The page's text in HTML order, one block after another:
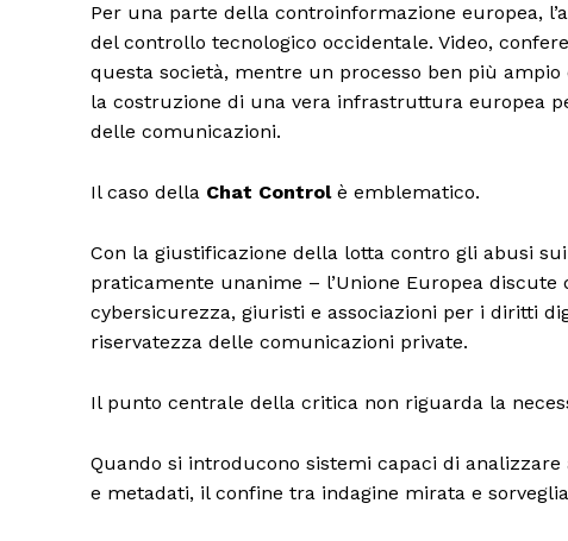
Per una parte della controinformazione europea,
del controllo tecnologico occidentale. Video,
questa società, mentre un processo ben più
la costruzione di una vera infrastruttura europea
delle comunicazioni.
Il caso della Chat Controlè emblematico.
Con la giustificazione della lotta contro gli abusi
praticamente unanime – l’Unione Europea
cybersicurezza, giuristi e associazioni per i diritti
riservatezza delle comunicazioni private.
Il punto centrale della critica non riguarda la
Quando si introducono sistemi capaci di
e metadati, il confine tra indagine mirata e